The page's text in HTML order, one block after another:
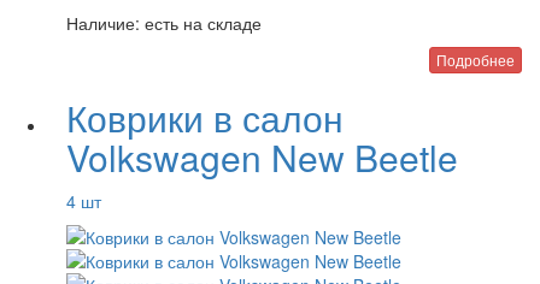
Наличие: есть на складе
Подробнее
Коврики в салон
Volkswagen New Beetle
4 шт